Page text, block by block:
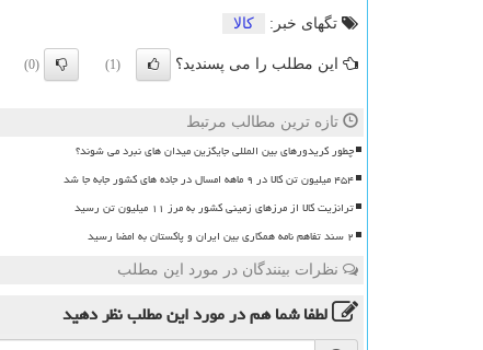
تگهای خبر: كالا
این مطلب را می پسندید؟ (1)
(0)
تازه ترین مطالب مرتبط
چطور کریدورهای بین المللی جایگزین میدان های نبرد می شوند؟
۴۵۴ میلیون تن کالا در ۹ ماهه امسال در جاده های کشور جابه جا شد
ترانزیت کالا از مرزهای زمینی کشور به مرز ۱۱ میلیون تن رسید
۲ سند تفاهم نامه همکاری بین ایران و پاکستان به امضا رسید
نظرات بینندگان در مورد این مطلب
لطفا شما همدر مورد این مطلبنظر دهید